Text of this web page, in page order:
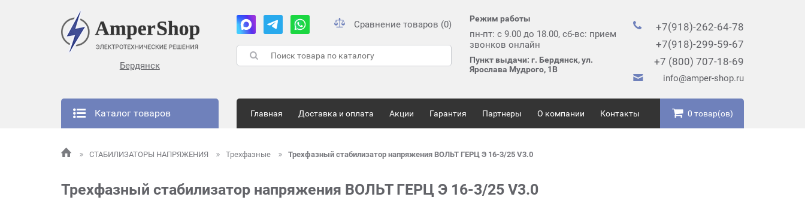
Бердянск
Сравнение товаров (0)
Режим работы
пн-пт: с 9.00 до 18.00, сб-вс: прием
звонков онлайн
Пункт выдачи: г. Бердянск, ул.
Ярослава Мудрого, 1В
+7(918)-262-64-78
+7(918)-299-59-67
+7 (800) 707-18-69
info@amper-shop.ru
Каталог товаров Главная Доставка и оплата Акции Гарантия Партнеры О компании Контакты 0 товар(ов)
СТАБИЛИЗАТОРЫ НАПРЯЖЕНИЯ Трехфазные Трехфазный стабилизатор напряжения ВОЛЬТ ГЕРЦ Э 16-3/25 V3.0
Трехфазный стабилизатор напряжения ВОЛЬТ ГЕРЦ Э 16-3/25 V3.0